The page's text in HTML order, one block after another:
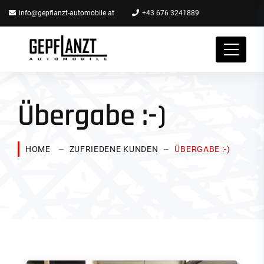
info@gepflanzt-automobile.at +43 676 3241889
Übergabe :-)
HOME ZUFRIEDENE KUNDEN ÜBERGABE :-)